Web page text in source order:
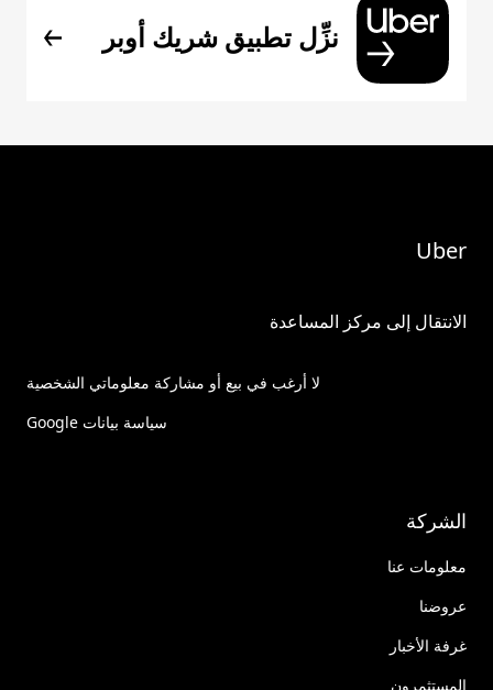
نزِّل تطبيق شريك أوبر
Uber
الانتقال إلى مركز المساعدة
لا أرغب في بيع أو مشاركة معلوماتي الشخصية
سياسة بيانات Google
الشركة
معلومات عنا
عروضنا
غرفة الأخبار
المستثمرون